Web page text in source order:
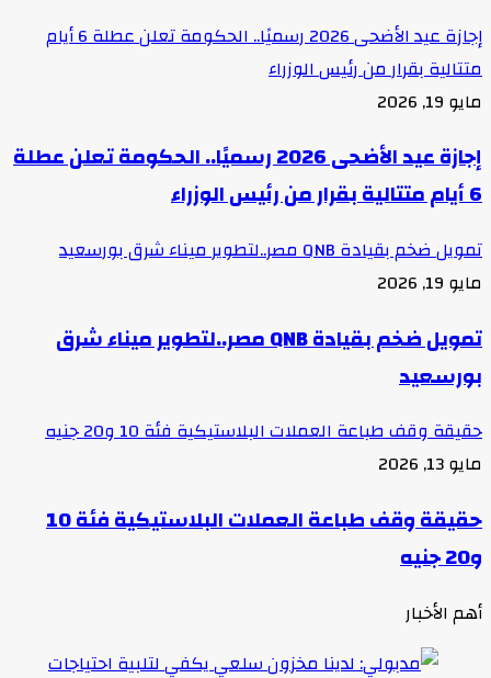
إجازة عيد الأضحى 2026 رسميًا.. الحكومة تعلن عطلة 6 أيام
متتالية بقرار من رئيس الوزراء
مايو 19, 2026
إجازة عيد الأضحى 2026 رسميًا.. الحكومة تعلن عطلة
6 أيام متتالية بقرار من رئيس الوزراء
تمويل ضخم بقيادة QNB مصر..لتطوير ميناء شرق بورسعيد
مايو 19, 2026
تمويل ضخم بقيادة QNB مصر..لتطوير ميناء شرق
بورسعيد
حقيقة وقف طباعة العملات البلاستيكية فئة 10 و20 جنيه
مايو 13, 2026
حقيقة وقف طباعة العملات البلاستيكية فئة 10
و20 جنيه
أهم الأخبار